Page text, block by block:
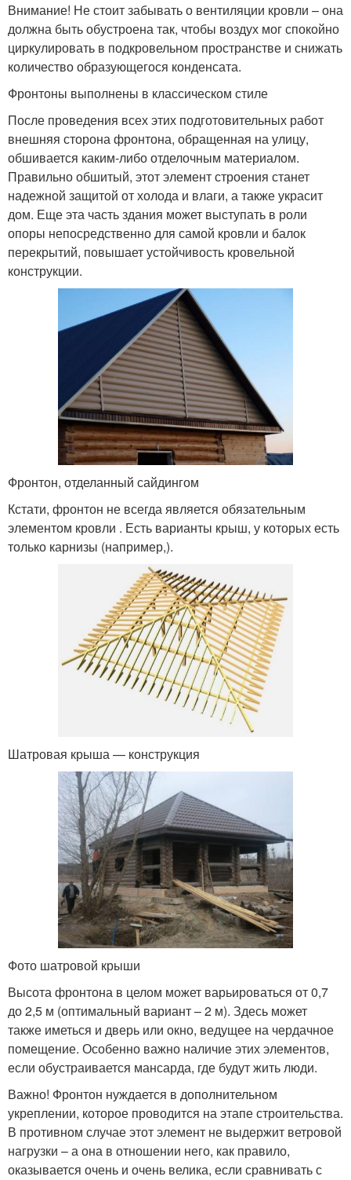
Внимание! Не стоит забывать о вентиляции кровли – она
должна быть обустроена так, чтобы воздух мог спокойно
циркулировать в подкровельном пространстве и снижать
количество образующегося конденсата.
Фронтоны выполнены в классическом стиле
После проведения всех этих подготовительных работ
внешняя сторона фронтона, обращенная на улицу,
обшивается каким-либо отделочным материалом.
Правильно обшитый, этот элемент строения станет
надежной защитой от холода и влаги, а также украсит
дом. Еще эта часть здания может выступать в роли
опоры непосредственно для самой кровли и балок
перекрытий, повышает устойчивость кровельной
конструкции.
Фронтон, отделанный сайдингом
Кстати, фронтон не всегда является обязательным
элементом кровли . Есть варианты крыш, у которых есть
только карнизы (например,).
Шатровая крыша — конструкция
Фото шатровой крыши
Высота фронтона в целом может варьироваться от 0,7
до 2,5 м (оптимальный вариант – 2 м). Здесь может
также иметься и дверь или окно, ведущее на чердачное
помещение. Особенно важно наличие этих элементов,
если обустраивается мансарда, где будут жить люди.
Важно! Фронтон нуждается в дополнительном
укреплении, которое проводится на этапе строительства.
В противном случае этот элемент не выдержит ветровой
нагрузки – а она в отношении него, как правило,
оказывается очень и очень велика, если сравнивать с